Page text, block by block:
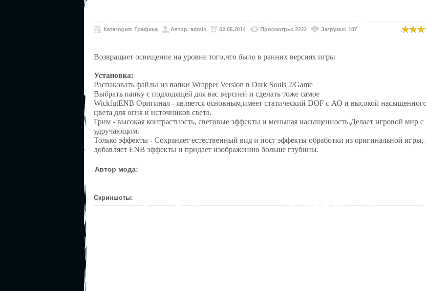
Категория: Графика Автор: admin 02.05.2014 Просмотры: 2222 Загрузки: 107
Возвращает освещение на уровне того,что было в ранних версиях игры
Установка:
Распаковать файлы из папки Wrapper Version в Dark Souls 2/Game
Выбрать папку с подходящей для вас версией и сделать тоже самое
WickfutENB Оригинал - является основным,имеет статический DOF с АО и высокой
цвета для огня и источников света.
Грим - высокая контрастность, световые эффекты и меньшая насыщенность.Делает игровой мир с
удручающим.
Только эффекты - Сохраняет естественный вид и пост эффекты обработки из оригинальной игры,
добавляет ENB эффекты и придает изображению больше глубины.
Автор мода:
Скриншоты: